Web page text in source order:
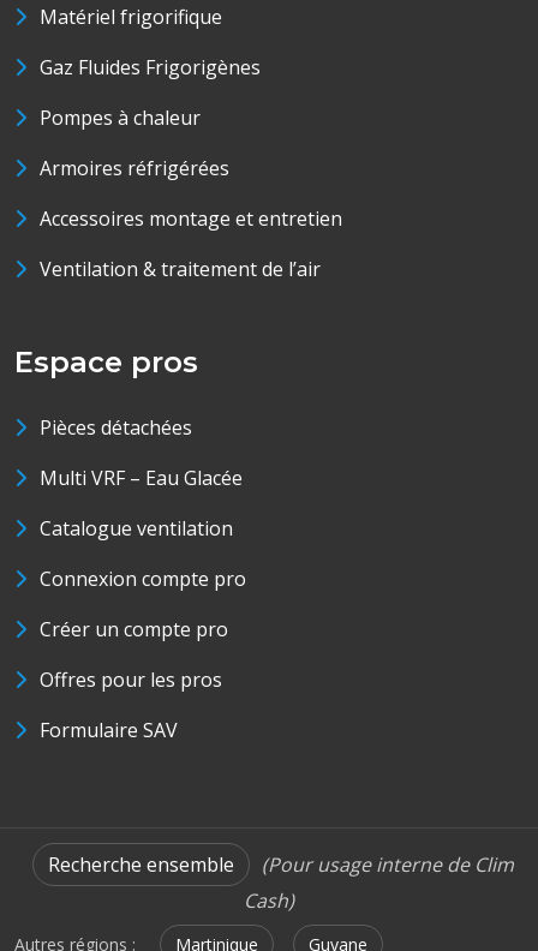
Matériel frigorifique
Gaz Fluides Frigorigènes
Pompes à chaleur
Armoires réfrigérées
Accessoires montage et entretien
Ventilation & traitement de l’air
Espace pros
Pièces détachées
Multi VRF – Eau Glacée
Catalogue ventilation
Connexion compte pro
Créer un compte pro
Offres pour les pros
Formulaire SAV
Recherche ensemble
(Pour usage interne de Clim
Cash)
Autres régions : Martinique Guyane